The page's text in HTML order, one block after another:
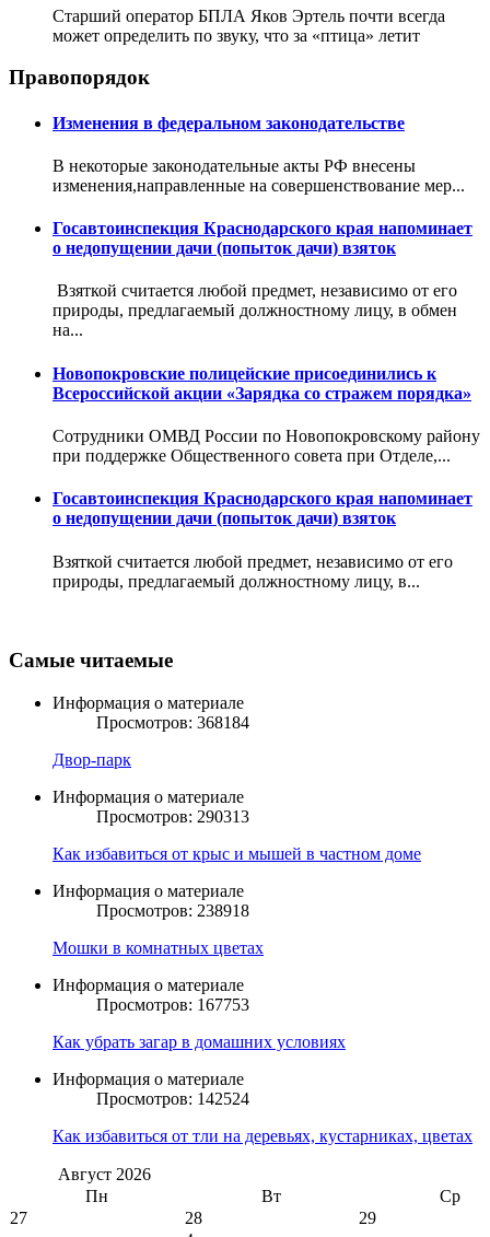
Старший оператор БПЛА Яков Эртель почти всегда
может определить по звуку, что за «птица» летит
Правопорядок
Изменения в федеральном законодательстве
В некоторые законодательные акты РФ внесены
изменения,направленные на совершенствование мер...
Госавтоинспекция Краснодарского края напоминает
о недопущении дачи (попыток дачи) взяток
Взяткой считается любой предмет, независимо от его
природы, предлагаемый должностному лицу, в обмен
на...
Новопокровские полицейские присоединились к
Всероссийской акции «Зарядка со стражем порядка»
Сотрудники ОМВД России по Новопокровскому району
при поддержке Общественного совета при Отделе,...
Госавтоинспекция Краснодарского края напоминает
о недопущении дачи (попыток дачи) взяток
Взяткой считается любой предмет, независимо от его
природы, предлагаемый должностному лицу, в...
Самые читаемые
Информация о материале
Просмотров: 368184
Двор-парк
Информация о материале
Просмотров: 290313
Как избавиться от крыс и мышей в частном доме
Информация о материале
Просмотров: 238918
Мошки в комнатных цветах
Информация о материале
Просмотров: 167753
Как убрать загар в домашних условиях
Информация о материале
Просмотров: 142524
Как избавиться от тли на деревьях, кустарниках, цветах
Август 2026
Пн
Вт
Ср
27
28
29